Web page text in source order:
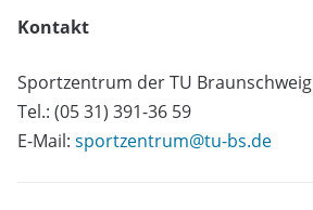
Kontakt
Sportzentrum der TU Braunschweig
Tel.: (05 31) 391-36 59
E-Mail: sportzentrum@tu-bs.de